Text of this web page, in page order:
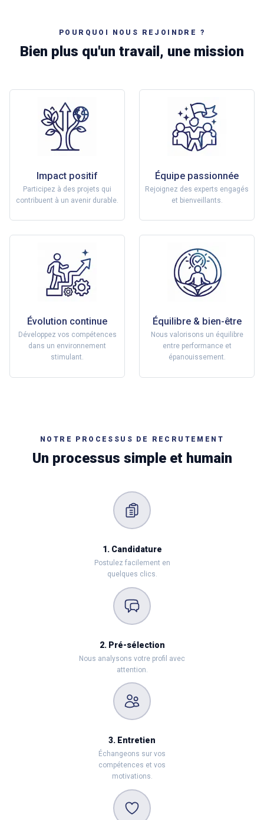
POURQUOI NOUS REJOINDRE ?
Bien plus qu'un travail, une mission
Impact positif
Participez à des projets qui
contribuent à un avenir durable.
Équipe passionnée
Rejoignez des experts engagés
et bienveillants.
Évolution continue
Développez vos compétences
dans un environnement
stimulant.
Équilibre & bien-être
Nous valorisons un équilibre
entre performance et
épanouissement.
NOTRE PROCESSUS DE RECRUTEMENT
Un processus simple et humain
1. Candidature
Postulez facilement en
quelques clics.
2. Pré-sélection
Nous analysons votre profil avec
attention.
3. Entretien
Échangeons sur vos
compétences et vos
motivations.